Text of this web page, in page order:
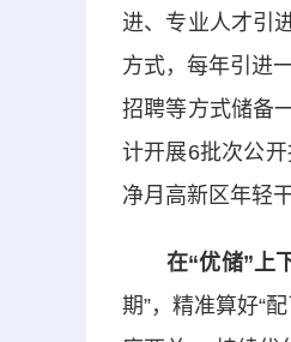
进、专业人才引
方式，每年引进
招聘等方式储备
计开展6批次公
净月高新区年轻干
在“优储”上
期”，精准算好“